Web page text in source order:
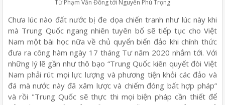
Từ Phạm Văn Đồng tới Nguyễn Phú Trọng
Chưa lúc nào đất nước bị đe dọa chiến tranh như lúc này khi
mà Trung Quốc ngang nhiên tuyên bố sẽ tiếp tục cho Việt
Nam một bài học nữa về chủ quyển biển đảo khi chính thức
đưa ra công hàm ngày 17 tháng Tư năm 2020 nhắm tới. Với
những lý lẽ gần như thô bạo “Trung Quốc kiên quyết đòi Việt
Nam phải rút mọi lực lượng và phương tiện khỏi các đảo và
đá mà nước này đã xâm lược và chiếm đóng bất hợp pháp”
và rồi "Trung Quốc sẽ thực thi mọi biện pháp cần thiết để